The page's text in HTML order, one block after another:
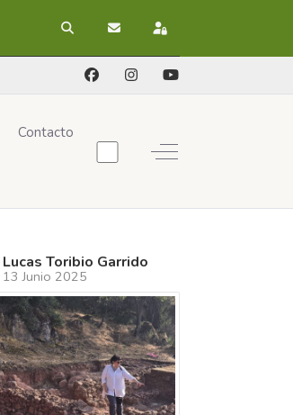
Buscar Suscribirse a las
Registrarse
Contacto
Off-Canvas Toggle
Lucas Toribio Garrido
13 Junio 2025